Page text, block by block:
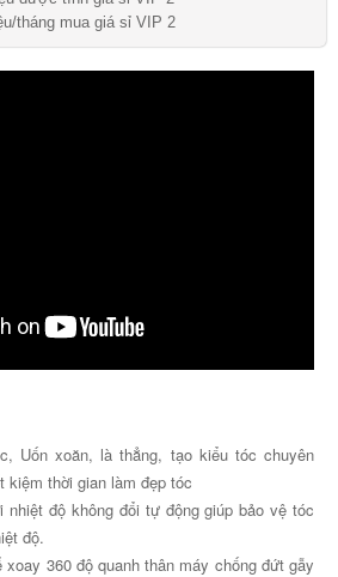
tháng mua giá sỉ VIP 2
Uốn xoăn, là thẳng, tạo kiểu tóc chuyên
kiệm thời gian làm đẹp tóc
nhiệt độ không đổi tự động giúp bảo vệ tóc
độ.
360 độ quanh thân máy chống đứt gẫy